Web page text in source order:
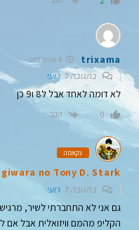
trixama
בתגובה לרועי
לא דומה לאחד אבל ל8 ו9 כן
0 הגב
נקאמה
no Tony D. Stark
בתגובה לרועי
גם אני לא התחברתי לשיר,
הקליפ מהמם וויזואלית אבל אם